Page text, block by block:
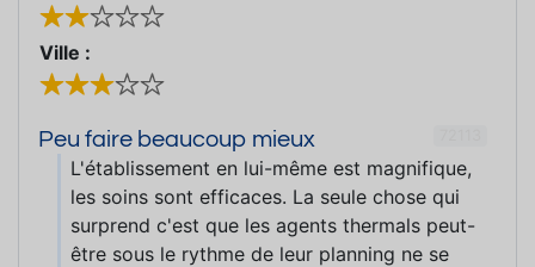
Ville :
Peu faire beaucoup mieux
L'établissement en lui-même est magnifique,
les soins sont efficaces. La seule chose qui
surprend c'est que les agents thermals peut-
être sous le rythme de leur planning ne se